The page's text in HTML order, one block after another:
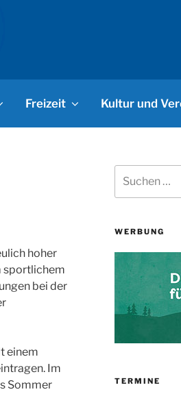
Freizeit Kultur und
hoher
sportlichem
bei der
einem
Im
Sommer
nach:
WERBUNG
TERMINE